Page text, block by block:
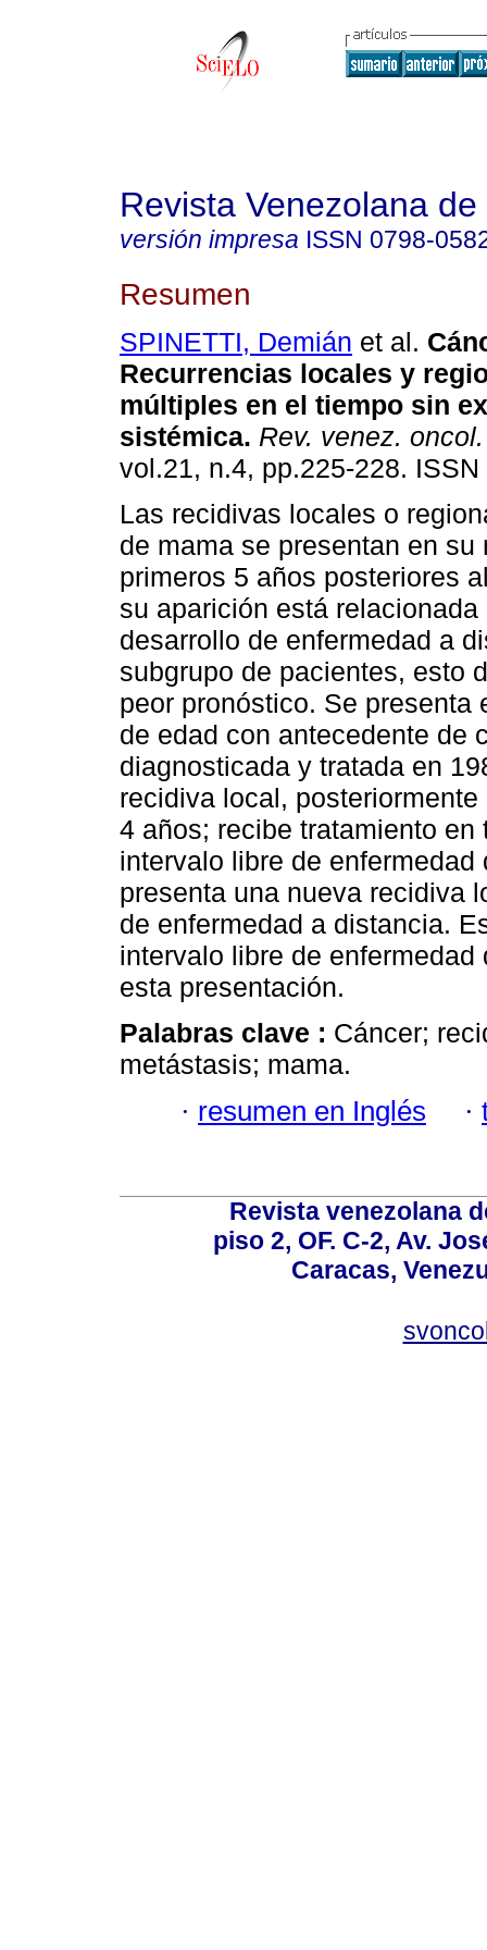
Revista Venezolana
versión impresa ISSN 0798-
Resumen
SPINETTI, Demián et al.
Recurrencias locales y
múltiples en el tiempo sin
sistémica. Rev. venez. oncol.
vol.21, n.4, pp.225-228.
Las recidivas locales o
de mama se presentan en su
primeros 5 años posteriores
su aparición está relacionada
desarrollo de enfermedad a
subgrupo de pacientes, esto
peor pronóstico. Se presenta
de edad con antecedente de
diagnosticada y tratada en
recidiva local,
4 años; recibe tratamiento
intervalo libre de
presenta una nueva recidiva
de enfermedad a distancia.
intervalo libre de
esta presentación.
Palabras clave : Cáncer;
metástasis; mama.
· resumen en Inglés ·
Revista venezolana
piso 2, OF. C-2, Av.
Caracas,